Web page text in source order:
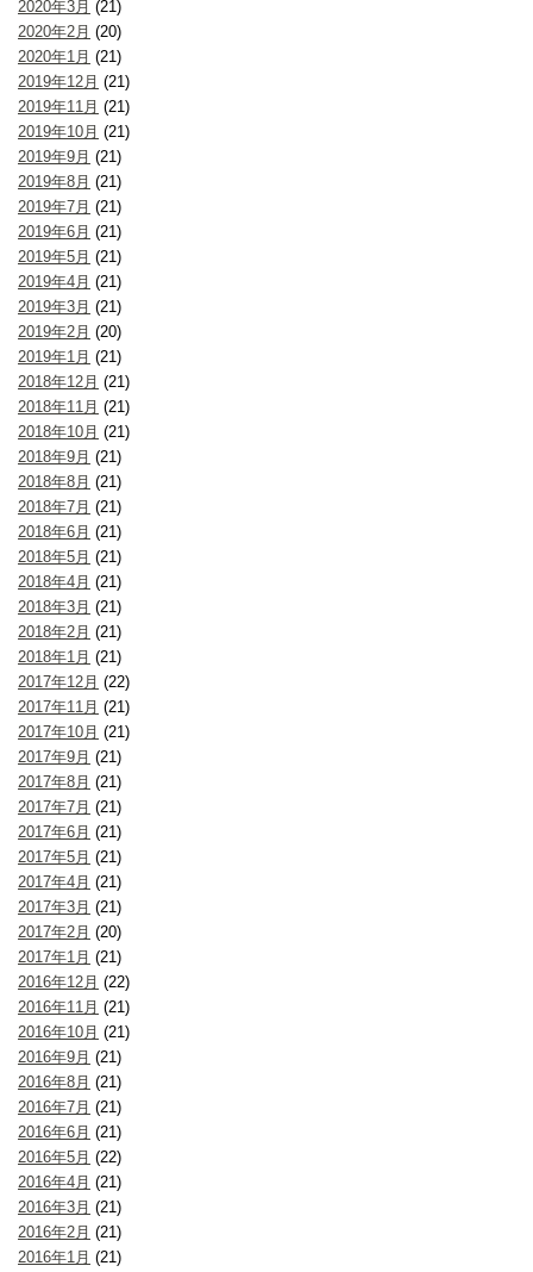
2020年3月 (21)
2020年2月 (20)
2020年1月 (21)
2019年12月 (21)
2019年11月 (21)
2019年10月 (21)
2019年9月 (21)
2019年8月 (21)
2019年7月 (21)
2019年6月 (21)
2019年5月 (21)
2019年4月 (21)
2019年3月 (21)
2019年2月 (20)
2019年1月 (21)
2018年12月 (21)
2018年11月 (21)
2018年10月 (21)
2018年9月 (21)
2018年8月 (21)
2018年7月 (21)
2018年6月 (21)
2018年5月 (21)
2018年4月 (21)
2018年3月 (21)
2018年2月 (21)
2018年1月 (21)
2017年12月 (22)
2017年11月 (21)
2017年10月 (21)
2017年9月 (21)
2017年8月 (21)
2017年7月 (21)
2017年6月 (21)
2017年5月 (21)
2017年4月 (21)
2017年3月 (21)
2017年2月 (20)
2017年1月 (21)
2016年12月 (22)
2016年11月 (21)
2016年10月 (21)
2016年9月 (21)
2016年8月 (21)
2016年7月 (21)
2016年6月 (21)
2016年5月 (22)
2016年4月 (21)
2016年3月 (21)
2016年2月 (21)
2016年1月 (21)